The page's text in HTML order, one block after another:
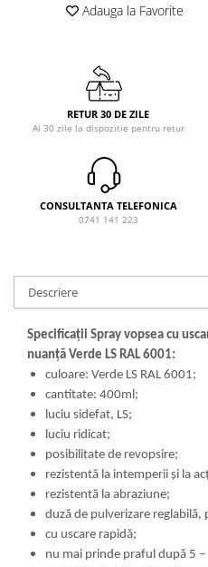
Adauga la Favorite
RETUR 30 DE ZILE
Ai 30 zile la dispozitie pentru retur
CONSULTANTA TELEFONICA
0741 141 223
Descriere
Specificații Spray vopsea cu
nuanță Verde LS RAL 6001:
culoare: Verde LS RAL 6001;
cantitate: 400ml;
luciu sidefat, LS;
luciu ridicat;
posibilitate de revopsire;
rezistentă la intemperii şi la
rezistentă la abraziune;
duză de pulverizare
cu uscare rapidă;
nu mai prinde praful după 5